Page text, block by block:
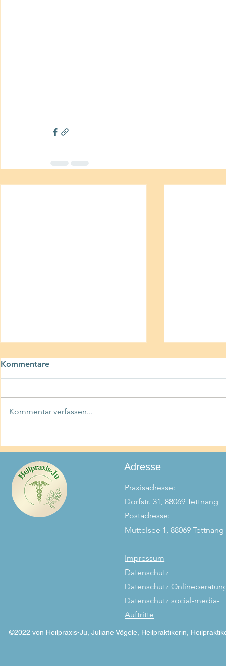
„Fibermaxxing“
Kommentare
Kommentar verfassen...
Adresse
Praxisadresse:
Dorfstr. 31, 88069 Tettnang
Postadresse:
Muttelsee 1, 88069 Tettnang
Impressum
Datenschutz
Datenschutz
Datenschutz social-media-
Auftritte
©2022 von Heilpraxis-Ju, Juliane Vögele, Heilpraktikerin,